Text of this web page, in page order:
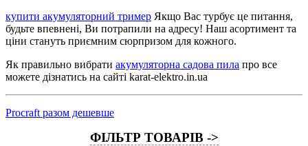
купити акумуляторний тример Якщо Вас турбує це питання,
будьте впевнені, Ви потрапили на адресу! Наш асортимент та
ціни стануть приємним сюрпризом для кожного.
Як правильно вибрати акумуляторна садова пила про все
можете дізнатись на сайті karat-elektro.in.ua
Procraft разом дешевше
ФІЛЬТР ТОВАРІВ ->